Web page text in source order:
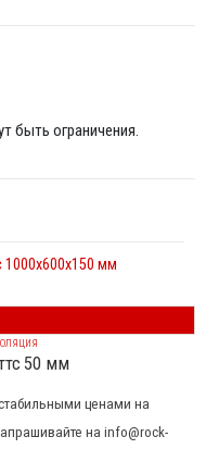
быть ограничения.
50 мм
ценами на
на info@rock-